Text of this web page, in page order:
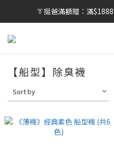
👔挺爸行動：全館襪款【
👔挺爸滿額贈：滿
【刷卡/電子支付限定】下
【船型】除臭襪
Sort by